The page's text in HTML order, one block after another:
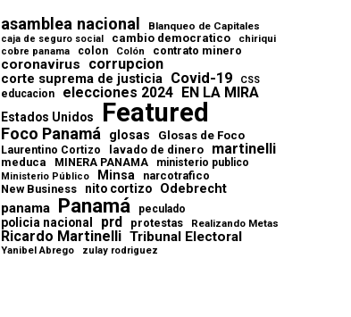
asamblea nacional Blanqueo de Capitales
caja de seguro social cambio democratico chiriqui
cobre panama colon Colón contrato minero
coronavirus corrupcion
corte suprema de justicia Covid-19 CSS
educacion elecciones 2024 EN LA MIRA
Estados Unidos Featured
Foco Panamá glosas Glosas de Foco
Laurentino Cortizo lavado de dinero martinelli
meduca MINERA PANAMA ministerio publico
Ministerio Público Minsa
narcotrafico
New Business
nito cortizo
Odebrecht
panama Panamá peculado
policia nacional prd protestas Realizando Metas
Ricardo Martinelli Tribunal Electoral
Yanibel Abrego zulay rodriguez